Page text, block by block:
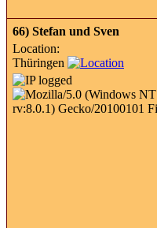
66) Stefan und Sven
Location:
Thüringen